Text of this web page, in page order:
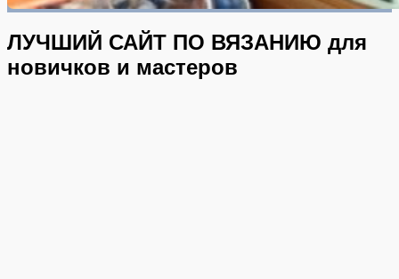
ЛУЧШИЙ САЙТ ПО ВЯЗАНИЮ для
новичков и мастеров